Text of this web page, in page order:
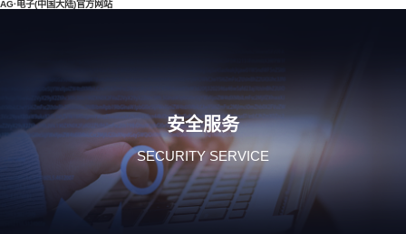
AG·电子(中国大陆)官方网站
安全服务
SECURITY SERVICE